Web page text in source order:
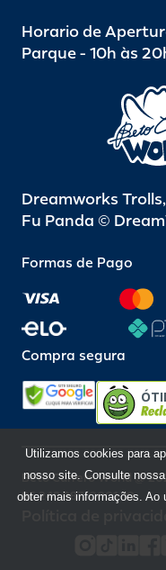
Horario de
Parque - 10h às
Dreamworks
Fu Panda ©
Formas de Pago
Compra segura
Beto Carrero World @
85.248.987/0001-10
Política de
Utilizamos cookies para
nosso site. Consulte nossa
obter mais informações.